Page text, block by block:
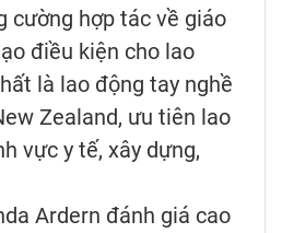
cường hợp tác về giáo
điều kiện cho lao
là lao động tay nghề
Zealand, ưu tiên lao
vực y tế, xây dựng,
Ardern đánh giá cao